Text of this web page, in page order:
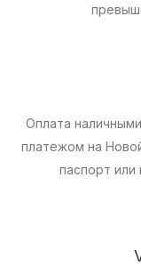
Оплата
платежом на
паспорт